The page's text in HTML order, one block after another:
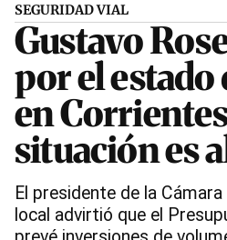
SEGURIDAD VIAL
Gustavo
por el estado
en
situación es
El presidente de la
local advirtió que el